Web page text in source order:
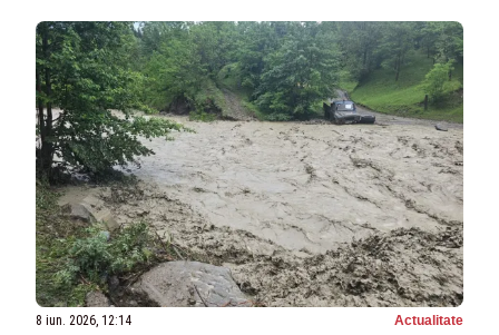
8 iun. 2026, 12:14 Actualitate